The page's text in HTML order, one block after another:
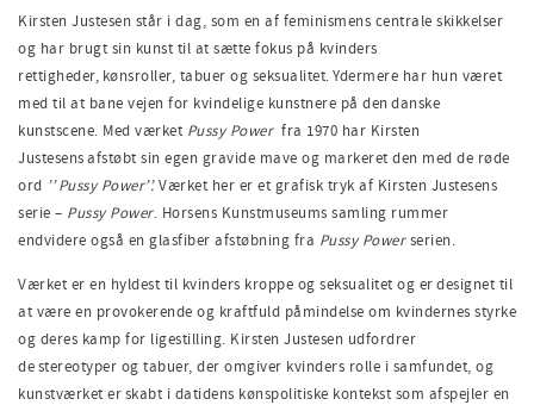
Kirsten Justesen står i dag, som en af feminismens centrale skikkelser
og har brugt sin kunst til at sætte fokus på kvinders
rettigheder, kønsroller, tabuer og seksualitet. Ydermere har hun været
med til at bane vejen for kvindelige kunstnere på den danske
kunstscene. Med værket Pussy Powerfra 1970 har Kirsten
Justesens afstøbt sin egen gravide mave og markeret den med de røde
ord ’’ Pussy Power’’.Værket her er et grafisk tryk af Kirsten Justesens
serie – Pussy Power. Horsens Kunstmuseums samling rummer
endvidere også en glasfiber afstøbning fra Pussy Powerserien.
Værket er en hyldest til kvinders kroppe og seksualitet og er designet til
at være en provokerende og kraftfuld påmindelse om kvindernes styrke
og deres kamp for ligestilling. Kirsten Justesen udfordrer
de stereotyper og tabuer, der omgiver kvinders rolle i samfundet, og
kunstværket er skabt i datidens kønspolitiske kontekst som afspejler en